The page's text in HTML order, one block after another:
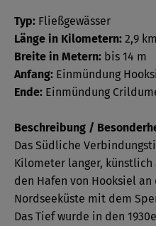
Typ: Fließgewässer
Länge in Kilometern: 2,9 km
Breite in Metern: bis 14 m
Anfang: Einmündung
Ende: Einmündung
Beschreibung /
Das Südliche
Kilometer langer, künstlich
den Hafen von Hooksiel
Nordseeküste mit dem
Das Tief wurde in den